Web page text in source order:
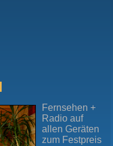
Fernsehen +
Radio auf
allen Geräten
zum Festpreis